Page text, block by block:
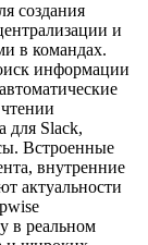
создания
и
в командах.
информации
для Slack,
Встроенные
внутренние
актуальности
в реальном